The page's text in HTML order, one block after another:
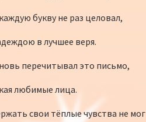
букву не раз целовал,
в лучшее веря.
перечитывал это письмо,
любимые лица.
свои тёплые чувства не мог